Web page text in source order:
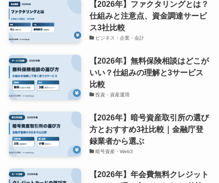
【2026年】ファクタリングとは？
仕組みと注意点、資金調達サービ
ス3社比較
ビジネス・企業・会計
【2026年】無料保険相談はどこが
いい？仕組みの理解と3サービス
比較
投資・資産運用
【2026年】暗号資産取引所の選び
方とおすすめ3社比較｜金融庁登
録業者から選ぶ
暗号資産・Web3
【2026年】年会費無料クレジット